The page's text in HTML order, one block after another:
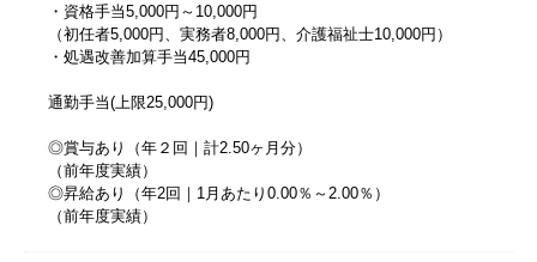
・資格手当5,000円～10,000円
（初任者5,000円、実務者8,000円、介護福祉士10,000円）
・処遇改善加算手当45,000円
通勤手当(上限25,000円)
◎賞与あり（年２回｜計2.50ヶ月分）
（前年度実績）
◎昇給あり（年2回｜1月あたり0.00％～2.00％）
（前年度実績）